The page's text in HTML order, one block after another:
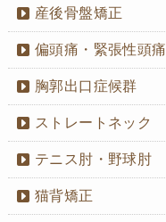
産後骨盤矯正
偏頭痛・緊張性頭痛
胸郭出口症候群
ストレートネック
テニス肘・野球肘
猫背矯正